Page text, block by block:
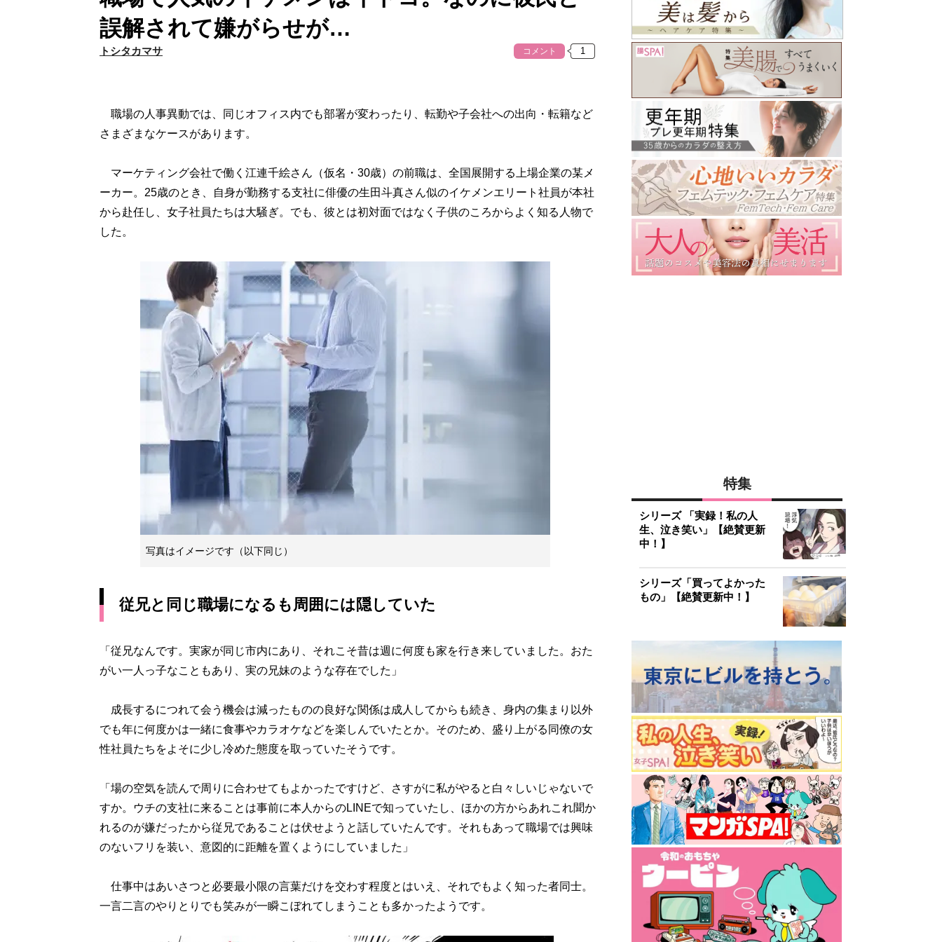
誤解されて嫌がらせが…
トシタカマサ コメント
職場の人事異動では、同じオフィス内でも部署が変わったり、転勤や子会社への出向・転籍など
さまざまなケースがあります。
マーケティング会社で働く江連千絵さん（仮名・30歳）の前職は、全国展開する上場企業の某メ
ーカー。25歳のとき、自身が勤務する支社に俳優の生田斗真さん似のイケメンエリート社員が本社
から赴任し、女子社員たちは大騒ぎ。でも、彼とは初対面ではなく子供のころからよく知る人物で
した。
写真はイメージです（以下同じ）
従兄と同じ職場になるも周囲には隠していた
「従兄なんです。実家が同じ市内にあり、それこそ昔は週に何度も家を行き来していました。おた
がい一人っ子なこともあり、実の兄妹のような存在でした」
成長するにつれて会う機会は減ったものの良好な関係は成人してからも続き、身内の集まり以外
でも年に何度かは一緒に食事やカラオケなどを楽しんでいたとか。そのため、盛り上がる同僚の女
性社員たちをよそに少し冷めた態度を取っていたそうです。
「場の空気を読んで周りに合わせてもよかったですけど、さすがに私がやると白々しいじゃないで
すか。ウチの支社に来ることは事前に本人からのLINEで知っていたし、ほかの方からあれこれ聞か
れるのが嫌だったから従兄であることは伏せようと話していたんです。それもあって職場では興味
のないフリを装い、意図的に距離を置くようにしていました」
仕事中はあいさつと必要最小限の言葉だけを交わす程度とはいえ、それでもよく知った者同士。
一言二言のやりとりでも笑みが一瞬こぼれてしまうことも多かったようです。
特集
シリーズ 「実録！私の人
生、泣き笑い」【絶賛更新
中！】
シリーズ「買ってよかった
もの」【絶賛更新中！】